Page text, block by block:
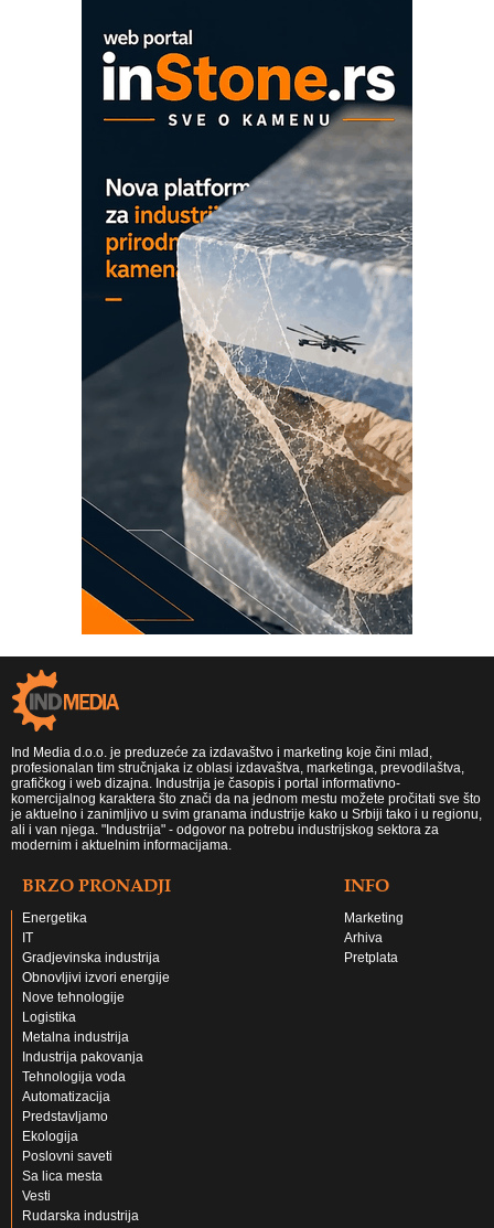
Proizvodnja iC7 Hybrid 1500 VDC
mrežnog pretvarača sa tečnim
hlađenjem
COMBYPACK
EVOKS Maintenance Management
Ind Media d.o.o. je preduzeće za izdavaštvo i marketing koje čini mlad,
profesionalan tim stručnjaka iz oblasi izdavaštva, marketinga, prevodilaštva,
grafičkog i web dizajna. Industrija je časopis i portal informativno-
komercijalnog karaktera što znači da na jednom mestu možete pročitati sve što
je aktuelno i zanimljivo u svim granama industrije kako u Srbiji tako i u regionu,
ali i van njega. "Industrija" - odgovor na potrebu industrijskog sektora za
modernim i aktuelnim informacijama.
BRZO PRONADJI
Energetika
IT
Gradjevinska industrija
Obnovljivi izvori energije
Nove tehnologije
Logistika
Metalna industrija
Industrija pakovanja
Tehnologija voda
Automatizacija
Predstavljamo
Ekologija
Poslovni saveti
Sa lica mesta
Vesti
Rudarska industrija
INFO
Marketing
Arhiva
Pretplata